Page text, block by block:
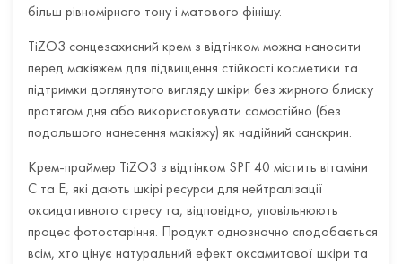
більш рівномірного тону і матового фінішу.
TiZO3 сонцезахисний крем з відтінком можна наносити
перед макіяжем для підвищення стійкості косметики та
підтримки доглянутого вигляду шкіри без жирного блиску
протягом дня або використовувати самостійно (без
подальшого нанесення макіяжу) як надійний санскрин.
Крем-праймер TiZO3 з відтінком SPF 40 містить вітаміни
С та Е, які дають шкірі ресурси для нейтралізації
оксидативного стресу та, відповідно, уповільнюють
процес фотостаріння. Продукт однозначно сподобається
всім, хто цінує натуральний ефект оксамитової шкіри та